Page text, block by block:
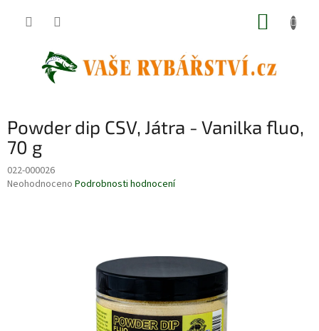
Powder dip CSV, Játra - Vanilka fluo,
70 g
022-000026
Průměrné
Neohodnoceno Podrobnosti hodnocení